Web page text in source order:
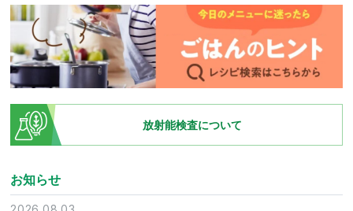
放射能検査について
お知らせ